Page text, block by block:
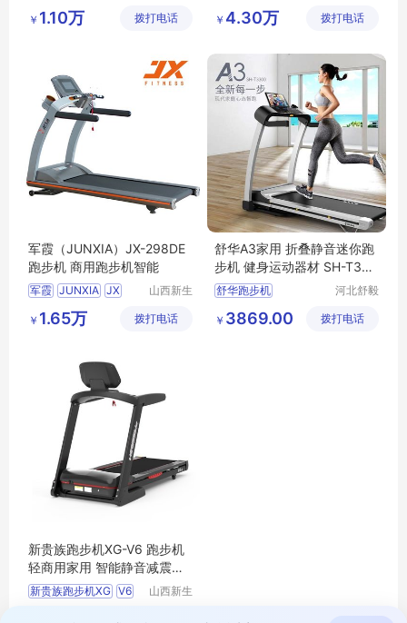
乔山跑步机
瑞特健身
￥ 1.10万 拨打电话
健身房专用跑步机
材有限公
￥ 4.30万 拨打电话
军霞（JUNXIA）JX-298DE
跑步机 商用跑步机智能
军霞 JUNXIA JX
军霞跑步机
山西新生
材有限公
￥ 1.65万 拨打电话
舒华A3家用 折叠静音迷你跑
步机 健身运动器材 SH-T330
0 微信互联
舒华跑步机
家用跑步机
河北舒毅
销售有限
￥ 3869.00 拨打电话
新贵族跑步机XG-V6 跑步机
轻商用家用 智能静音减震跑
步机
新贵族跑步机XG V6
山西新生